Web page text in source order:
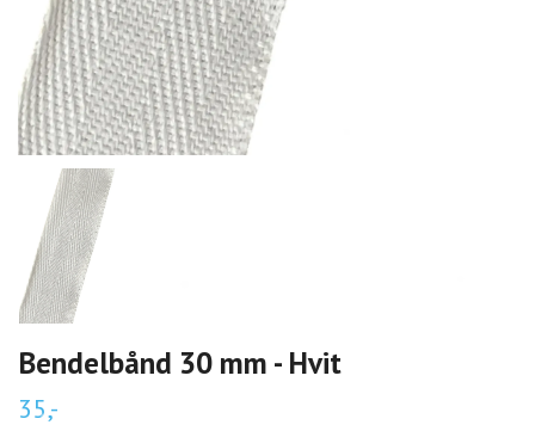
Bendelbånd 30 mm - Hvit
35,-